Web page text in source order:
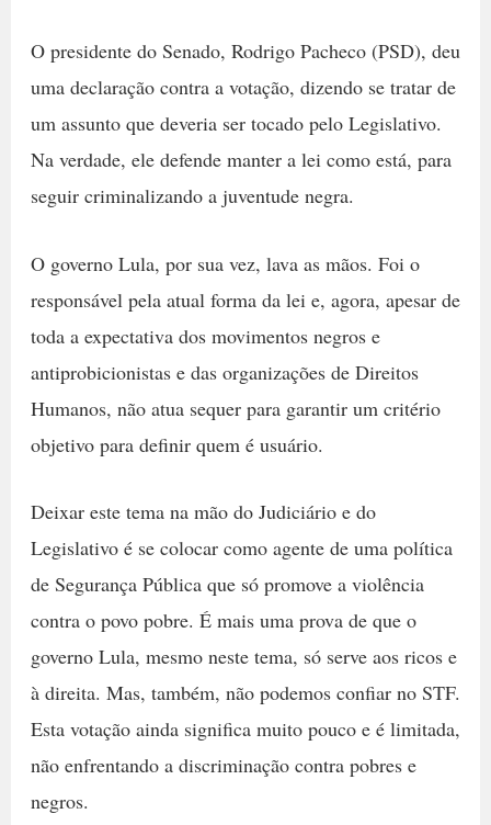
O presidente do Senado, Rodrigo Pacheco (PSD), deu
uma declaração contra a votação, dizendo se tratar de
um assunto que deveria ser tocado pelo Legislativo.
Na verdade, ele defende manter a lei como está, para
seguir criminalizando a juventude negra.
O governo Lula, por sua vez, lava as mãos. Foi o
responsável pela atual forma da lei e, agora, apesar de
toda a expectativa dos movimentos negros e
antiprobicionistase das organizações de Direitos
Humanos, não atua sequer para garantir um critério
objetivo para definir quem é usuário.
Deixar este tema na mão do Judiciário e do
Legislativo é se colocar como agente de uma política
de Segurança Pública que só promove a violência
contra o povo pobre. É mais uma prova de que o
governo Lula, mesmo neste tema, só serve aos ricos e
à direita. Mas, também, não podemos confiar no STF.
Esta votação ainda significa muito pouco e é limitada,
não enfrentando a discriminação contra pobres e
negros.